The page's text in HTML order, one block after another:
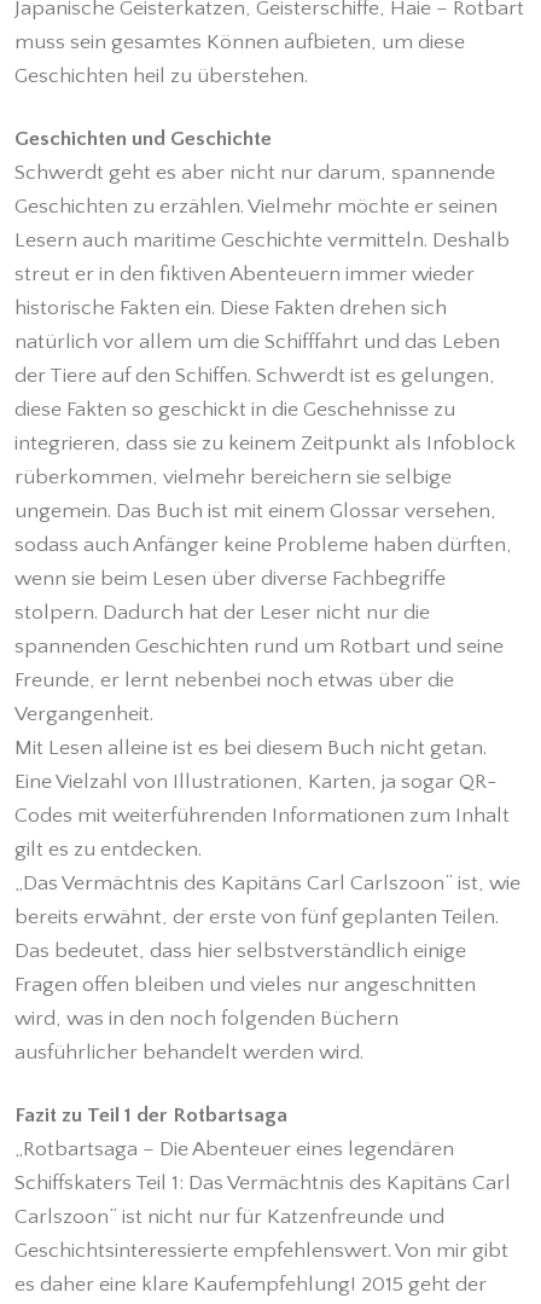
Japanische Geisterkatzen, Geisterschiffe, Haie – Rotbart
muss sein gesamtes Können aufbieten, um diese
Geschichten heil zu überstehen.
Geschichten und Geschichte
Schwerdt geht es aber nicht nur darum, spannende
Geschichten zu erzählen. Vielmehr möchte er seinen
Lesern auch maritime Geschichte vermitteln. Deshalb
streut er in den fiktiven Abenteuern immer wieder
historische Fakten ein. Diese Fakten drehen sich
natürlich vor allem um die Schifffahrt und das Leben
der Tiere auf den Schiffen. Schwerdt ist es gelungen,
diese Fakten so geschickt in die Geschehnisse zu
integrieren, dass sie zu keinem Zeitpunkt als Infoblock
rüberkommen, vielmehr bereichern sie selbige
ungemein. Das Buch ist mit einem Glossar versehen,
sodass auch Anfänger keine Probleme haben dürften,
wenn sie beim Lesen über diverse Fachbegriffe
stolpern. Dadurch hat der Leser nicht nur die
spannenden Geschichten rund um Rotbart und seine
Freunde, er lernt nebenbei noch etwas über die
Vergangenheit.
Mit Lesen alleine ist es bei diesem Buch nicht getan.
Eine Vielzahl von Illustrationen, Karten, ja sogar QR-
Codes mit weiterführenden Informationen zum Inhalt
gilt es zu entdecken.
„Das Vermächtnis des Kapitäns Carl Carlszoon“ ist, wie
bereits erwähnt, der erste von fünf geplanten Teilen.
Das bedeutet, dass hier selbstverständlich einige
Fragen offen bleiben und vieles nur angeschnitten
wird, was in den noch folgenden Büchern
ausführlicher behandelt werden wird.
Fazit zu Teil 1 der Rotbartsaga
„Rotbartsaga – Die Abenteuer eines legendären
Schiffskaters Teil 1: Das Vermächtnis des Kapitäns Carl
Carlszoon“ ist nicht nur für Katzenfreunde und
Geschichtsinteressierte empfehlenswert. Von mir gibt
es daher eine klare Kaufempfehlung! 2015 geht der